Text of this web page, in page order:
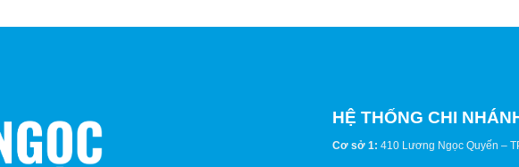
HỆ THỐNG CHI
Cơ sở 1: 410 Lương Ngọc Quyến –